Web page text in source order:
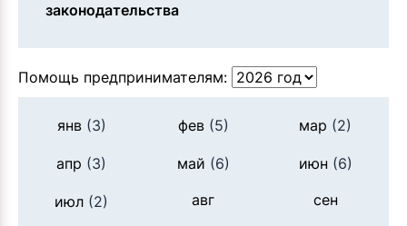
законодательства
Помощь предпринимателям:
янв(3) фев(5) мар (2)
апр (3) май (6) июн (6)
июл (2) авг сен